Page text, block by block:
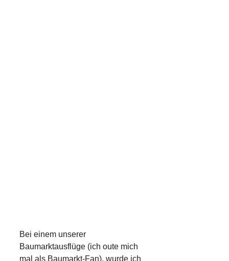
Bei einem unserer
Baumarktausflüge (ich oute mich
mal als Baumarkt-Fan), wurde ich